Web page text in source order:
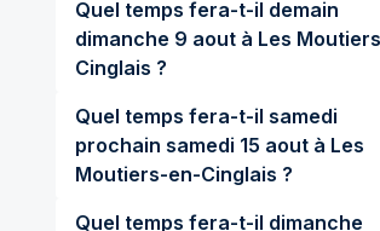
Quel temps fera-t-il demain
dimanche 9 aout à Les Moutiers-en-
Cinglais ?
Quel temps fera-t-il samedi
prochain samedi 15 aout à Les
Moutiers-en-Cinglais ?
Quel temps fera-t-il dimanche